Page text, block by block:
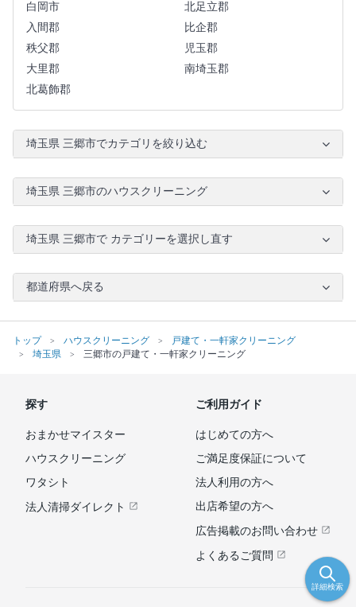
白岡市
北足立郡
入間郡
比企郡
秩父郡
児玉郡
大里郡
南埼玉郡
北葛飾郡
埼玉県 三郷市でカテゴリを絞り込む
埼玉県 三郷市のハウスクリーニング
埼玉県 三郷市で カテゴリーを選択し直す
都道府県へ戻る
トップ ハウスクリーニング
戸建て・一軒家クリーニング
埼玉県
三郷市の戸建て・一軒家クリーニング
詳細検索
探す
おまかせマイスター
ハウスクリーニング
ワタシト
法人清掃ダイレクト
ご利用ガイド
はじめての方へ
ご満足度保証について
法人利用の方へ
出店希望の方へ
広告掲載のお問い合わせ
よくあるご質問